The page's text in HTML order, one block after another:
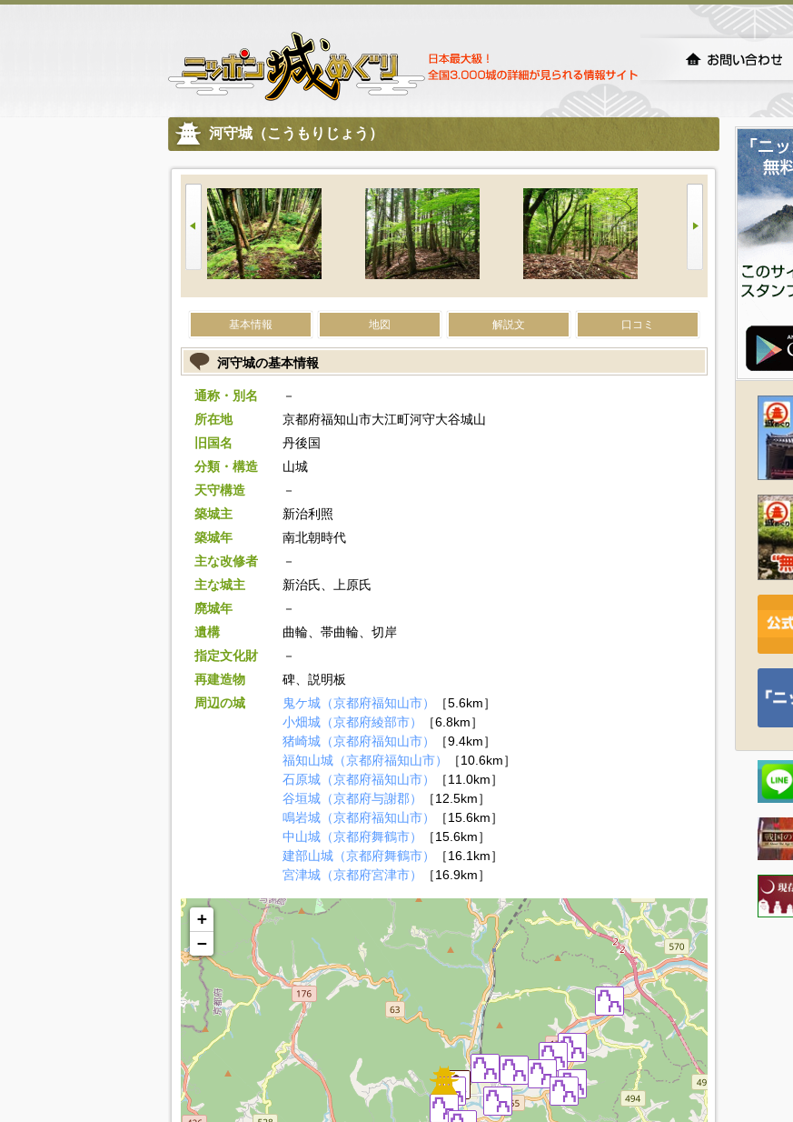
河守城（こうもりじょう）
基本情報 地図 解説文 口コミ
河守城の基本情報
通称・別名
－
所在地
京都府福知山市大江町河守大谷城山
旧国名
丹後国
分類・構造
山城
天守構造
－
築城主
新治利照
築城年
南北朝時代
主な改修者
－
主な城主
新治氏、上原氏
廃城年
－
遺構
曲輪、帯曲輪、切岸
指定文化財
－
再建造物
碑、説明板
周辺の城
鬼ケ城（京都府福知山市）
［5.6km］
小畑城（京都府綾部市）
［6.8km］
猪崎城（京都府福知山市）
［9.4km］
福知山城（京都府福知山市）
［10.6km］
石原城（京都府福知山市）
［11.0km］
谷垣城（京都府与謝郡）
［12.5km］
鳴岩城（京都府福知山市）
［15.6km］
中山城（京都府舞鶴市）
［15.6km］
建部山城（京都府舞鶴市）
［16.1km］
宮津城（京都府宮津市）
［16.9km］
+
−